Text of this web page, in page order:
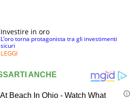
Investire in oro
L’oro torna protagonista tra gli investimenti
sicuri
LEGGI